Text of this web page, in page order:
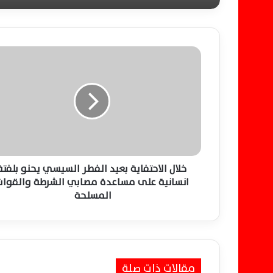
خ
ت
ب
ي
د
خلال الاحتفاية بعيد الفطر السيسي يحنو
انسانية على مساعدة مصابي الشرطة
المسلحة
مقالات ذات صلة